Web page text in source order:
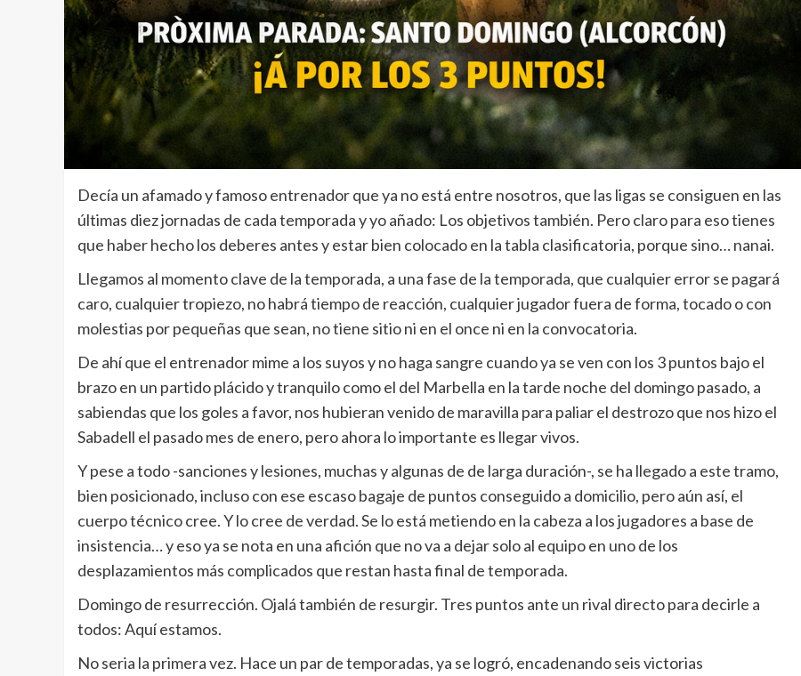
Decía un afamado y famoso entrenador que ya no está entre nosotros, que las ligas se consiguen en las
últimas diez jornadas de cada temporada y yo añado: Los objetivos también. Pero claro para eso tienes
que haber hecho los deberes antes y estar bien colocado en la tabla clasificatoria, porque sino… nanai.
Llegamos al momento clave de la temporada, a una fase de la temporada, que cualquier error se pagará
caro, cualquier tropiezo, no habrá tiempo de reacción, cualquier jugador fuera de forma, tocado o con
molestias por pequeñas que sean, no tiene sitio ni en el once ni en la convocatoria.
De ahí que el entrenador mime a los suyos y no haga sangre cuando ya se ven con los 3 puntos bajo el
brazo en un partido plácido y tranquilo como el del Marbella en la tarde noche del domingo pasado, a
sabiendas que los goles a favor, nos hubieran venido de maravilla para paliar el destrozo que nos hizo el
Sabadell el pasado mes de enero, pero ahora lo importante es llegar vivos.
Y pese a todo -sanciones y lesiones, muchas y algunas de de larga duración-, se ha llegado a este tramo,
bien posicionado, incluso con ese escaso bagaje de puntos conseguido a domicilio, pero aún así, el
cuerpo técnico cree. Y lo cree de verdad. Se lo está metiendo en la cabeza a los jugadores a base de
insistencia… y eso ya se nota en una afición que no va a dejar solo al equipo en uno de los
desplazamientos más complicados que restan hasta final de temporada.
Domingo de resurrección. Ojalá también de resurgir. Tres puntos ante un rival directo para decirle a
todos: Aquí estamos.
No seria la primera vez. Hace un par de temporadas, ya se logró, encadenando seis victorias